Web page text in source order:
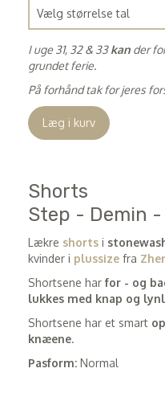
I uge 31, 32 & 33kan der
grundet ferie.
På forhånd tak for jeres
Læg i kurv
Shorts
Step - Demin -
Lækre shorts i
kvinder i plussize fra
Shortsene har for - og
lukkes med knap og
Shortsene har et smart
knæene.
Pasform: Normal